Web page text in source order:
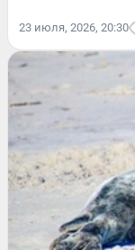
23 июля, 2026, 20:30